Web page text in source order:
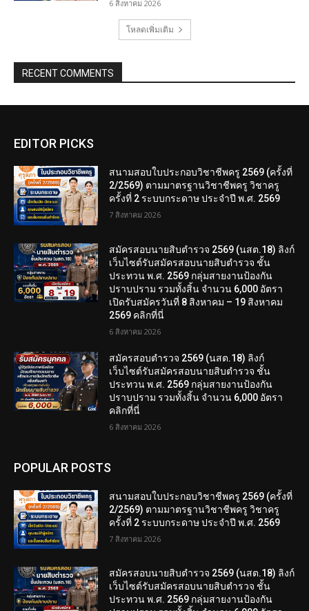
6 สิงหาคม 2026
โหลดเพิ่มเติม
RECENT COMMENTS
EDITOR PICKS
สนามสอบใบประกอบวิชาชีพครู 2569 (ครั้งที่
2/2569) ตามมาตรฐานวิชาชีพครู วิชาครู
ครั้งที่ 2 ระบบกระดาษ ประจำปี พ.ศ. 2569
7 สิงหาคม 2026
สมัครสอบนายสิบตำรวจ 2569 (นสต.18) ลิงก์
เว็บไซต์รับสมัครสอบนายสิบตำรวจ ชั้น
ประทวน พ.ศ. 2569 กลุ่มสายงานป้องกัน
ปราบปราม รวมทั้งสิ้น จำนวน 6,000 อัตรา
เปิดรับสมัครวันที่ 8 สิงหาคม – 19 สิงหาคม
2569 คลิกที่นี่
6 สิงหาคม 2026
สมัครสอบตํารวจ 2569 (นสต.18) ลิงก์
เว็บไซต์รับสมัครสอบนายสิบตำรวจ ชั้น
ประทวน พ.ศ. 2569 กลุ่มสายงานป้องกัน
ปราบปราม รวมทั้งสิ้น จำนวน 6,000 อัตรา
คลิกที่นี่
6 สิงหาคม 2026
POPULAR POSTS
สนามสอบใบประกอบวิชาชีพครู 2569 (ครั้งที่
2/2569) ตามมาตรฐานวิชาชีพครู วิชาครู
ครั้งที่ 2 ระบบกระดาษ ประจำปี พ.ศ. 2569
7 สิงหาคม 2026
สมัครสอบนายสิบตำรวจ 2569 (นสต.18) ลิงก์
เว็บไซต์รับสมัครสอบนายสิบตำรวจ ชั้น
ประทวน พ.ศ. 2569 กลุ่มสายงานป้องกัน